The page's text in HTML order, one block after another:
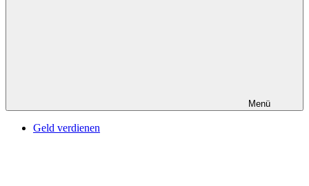
Menü
Geld verdienen